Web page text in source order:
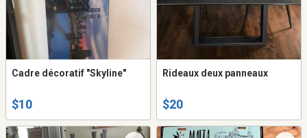
Cadre décoratif "Skyline"
$10
Rideaux deux panneaux
$20